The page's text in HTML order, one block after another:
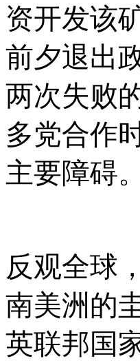
资开发该
前夕退出
两次失败
多党合作
主要障碍。
反观全球
南美洲的
英联邦国